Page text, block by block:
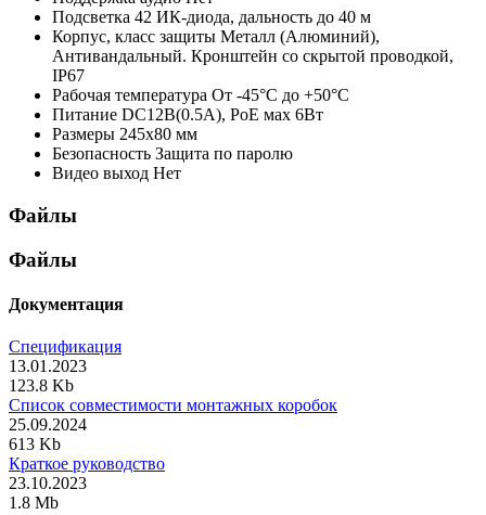
Подсветка 42 ИК-диода, дальность до 40 м
Корпус, класс защиты Металл (Алюминий),
Антивандальный. Кронштейн со скрытой проводкой,
IP67
Рабочая температура От -45°С до +50°С
Питание DC12В(0.5А), PoE мах 6Вт
Размеры 245x80 мм
Безопасность Защита по паролю
Видео выход Нет
Файлы
Файлы
Документация
Спецификация
13.01.2023
123.8 Kb
Список совместимости монтажных коробок
25.09.2024
613 Kb
Краткое руководство
23.10.2023
1.8 Mb